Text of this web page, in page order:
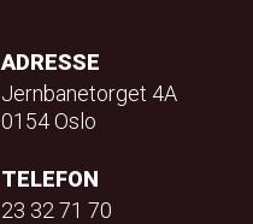
ADRESSE
Jernbanetorget 4A
0154 Oslo
TELEFON
23 32 71 70